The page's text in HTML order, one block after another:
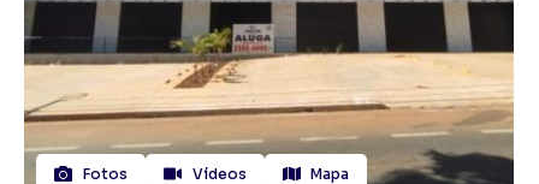
Fotos Vídeos Mapa